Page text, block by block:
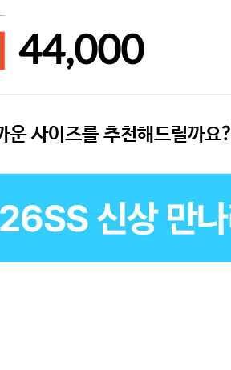
44,000
운 사이즈를 추천해드릴까요?